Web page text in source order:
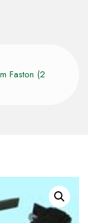
Faston (2